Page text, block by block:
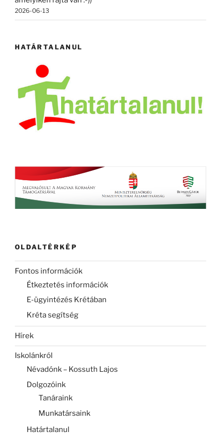
2026-06-13
HATÁRTALANUL
OLDALTÉRKÉP
Fontos információk
Étkeztetés információk
E-ügyintézés Krétában
Kréta segítség
Hírek
Iskolánkról
Névadónk – Kossuth Lajos
Dolgozóink
Tanáraink
Munkatársaink
Határtalanul